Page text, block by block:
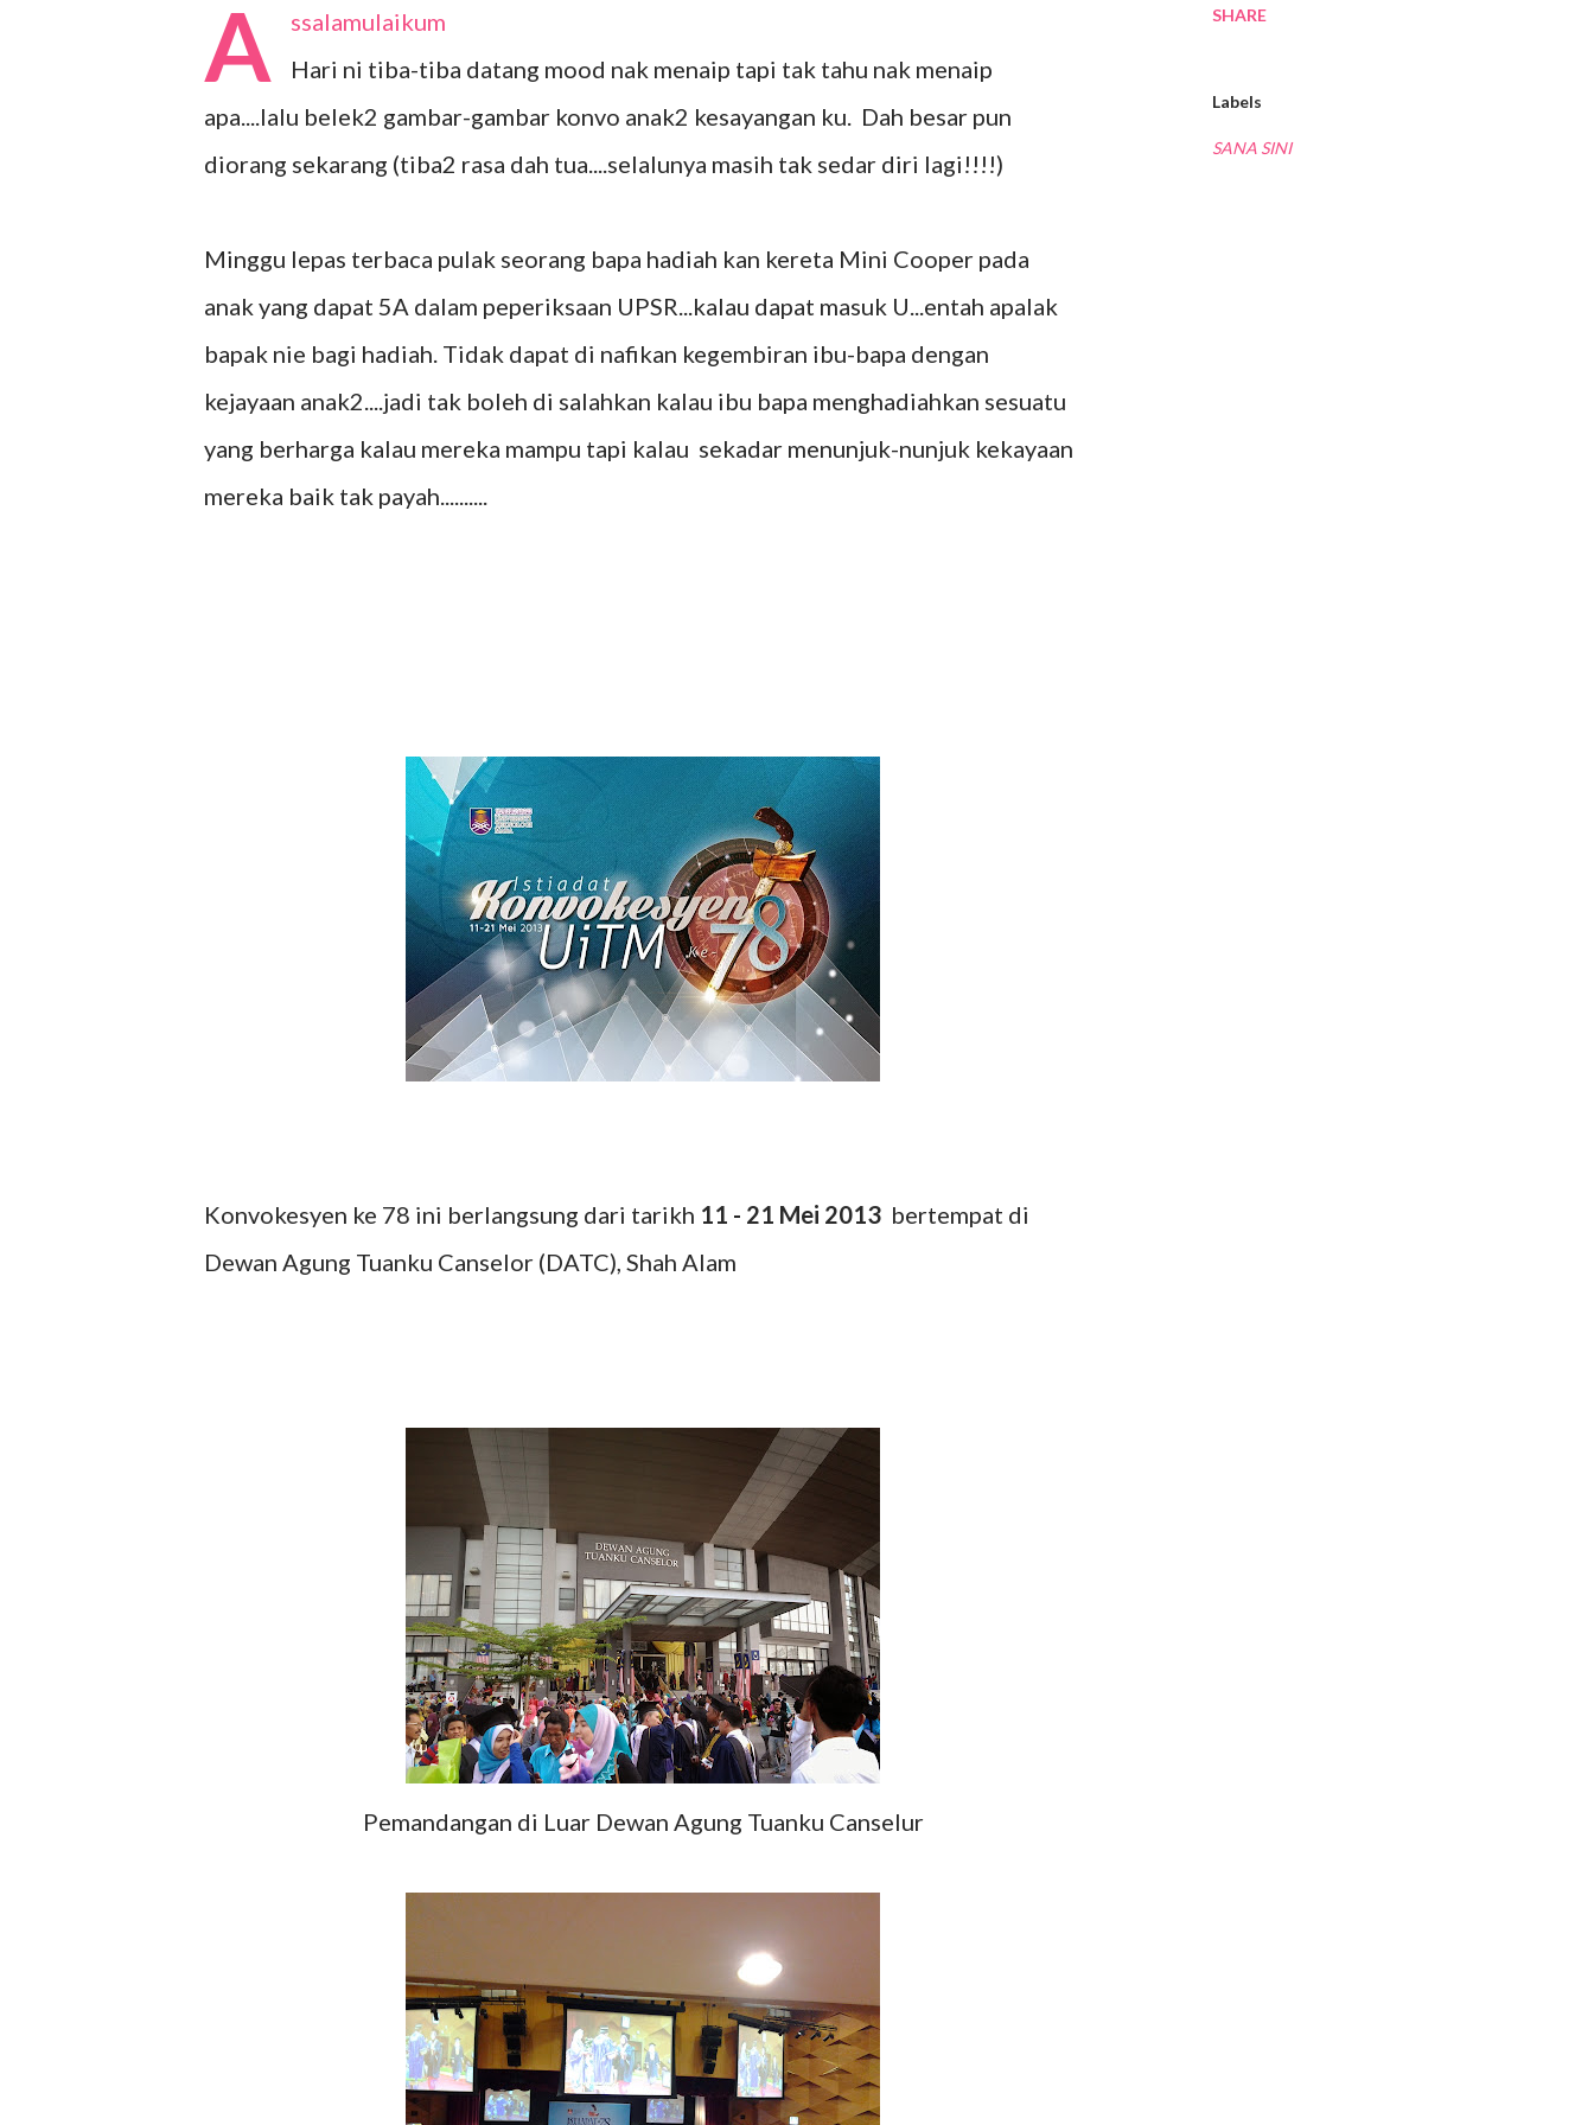
A
ssalamulaikum
Hari ni tiba-tiba datang mood nak menaip tapi tak tahu nak menaip
apa....lalu belek2 gambar-gambar konvo anak2 kesayangan ku. Dah besar pun
diorang sekarang (tiba2 rasa dah tua....selalunya masih tak sedar diri lagi!!!!)
Minggu lepas terbaca pulak seorang bapa hadiah kan kereta Mini Cooper pada
anak yang dapat 5A dalam peperiksaan UPSR...kalau dapat masuk U...entah apalak
bapak nie bagi hadiah. Tidak dapat di nafikan kegembiran ibu-bapa dengan
kejayaan anak2....jadi tak boleh di salahkan kalau ibu bapa menghadiahkan sesuatu
yang berharga kalau mereka mampu tapi kalau sekadar menunjuk-nunjuk kekayaan
mereka baik tak payah..........
Konvokesyen ke 78 ini berlangsung dari tarikh 11 - 21 Mei 2013 bertempat di
Dewan Agung Tuanku Canselor (DATC), Shah Alam
Pemandangan di Luar Dewan Agung Tuanku Canselur
SHARE
Labels
SANA SINI